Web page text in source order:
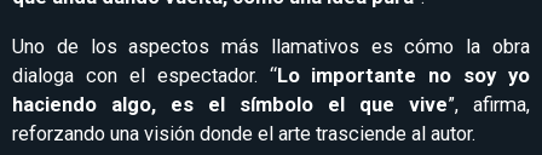
Uno de los aspectos más llamativos es cómo la obra
dialoga con el espectador. “Lo importante no soy yo
haciendo algo, es el símbolo el que vive”, afirma,
reforzando una visión donde el arte trasciende al autor.